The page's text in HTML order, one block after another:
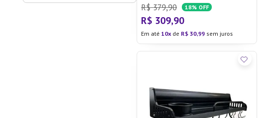
R$ 379,90 18% OFF
R$ 309,90
Em até10 de R$ 30,99 sem juros